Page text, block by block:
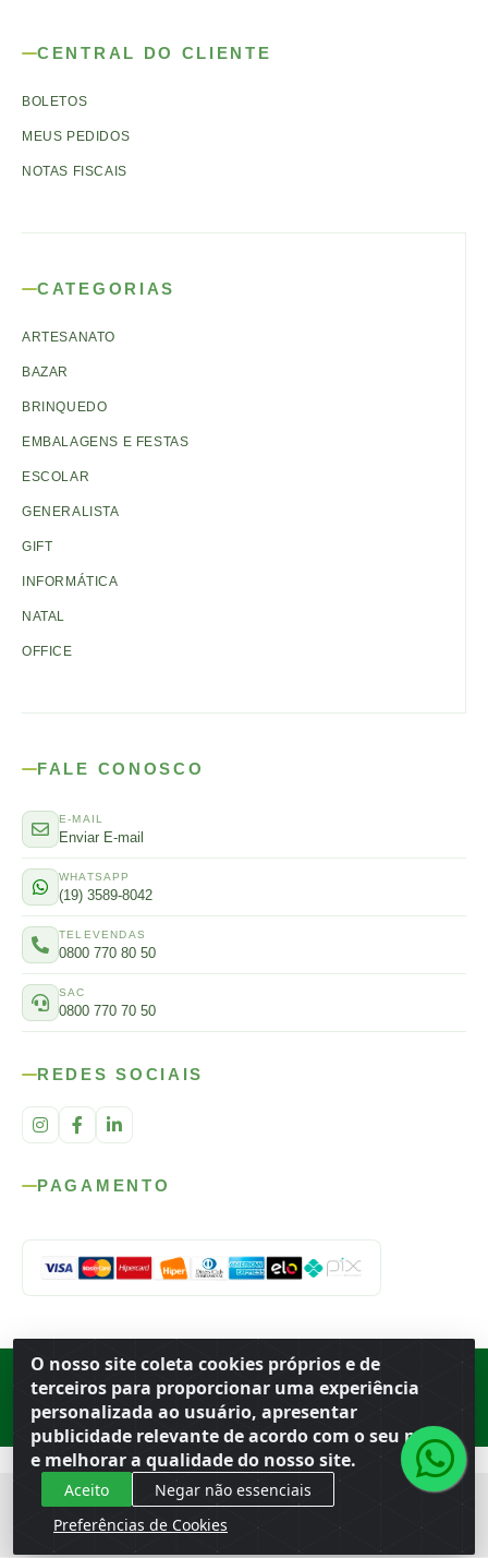
O nosso site coleta cookies próprios e de
terceiros para proporcionar uma experiência
personalizada ao usuário, apresentar
publicidade relevante de acordo com o seu perfil
e melhorar a qualidade do nosso site.
Aceito
Negar não essenciais
Preferências de Cookies
CENTRAL DO CLIENTE
BOLETOS
MEUS PEDIDOS
NOTAS FISCAIS
CATEGORIAS
ARTESANATO
BAZAR
BRINQUEDO
EMBALAGENS E FESTAS
ESCOLAR
GENERALISTA
GIFT
INFORMÁTICA
NATAL
OFFICE
FALE CONOSCO
E-MAIL
Enviar E-mail
WHATSAPP
(19) 3589-8042
TELEVENDAS
0800 770 80 50
SAC
0800 770 70 50
REDES SOCIAIS
PAGAMENTO
Porto Ferreira ·BR
13.669-899· CNPJ 56.679.863/0001-91
© 2026 Atacado Ideal